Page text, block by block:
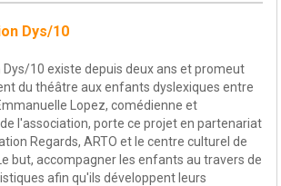
Dys/10
Dys/10 existe depuis deux ans et promeut
du théâtre aux enfants dyslexiques entre
Lopez, comédienne et
l'association, porte ce projet en partenariat
Regards, ARTO et le centre culturel de
but, accompagner les enfants au travers de
afin qu'ils développent leurs